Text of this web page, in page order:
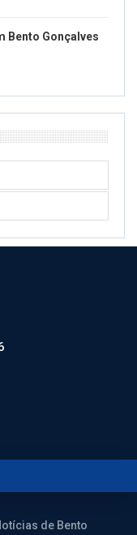
Bento Gonçalves
de Bento